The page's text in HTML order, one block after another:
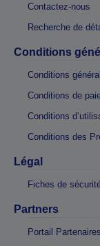
Contactez-nous
Recherche de
Conditions
Conditions
Conditions de
Conditions
Conditions des
Légal
Fiches de
Partners
Portail